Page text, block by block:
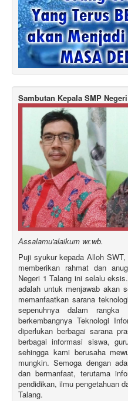
Sambutan Kepala SMP
Assalamu'alaikum wr.wb.
Puji syukur kepada Alloh
memberikan rahmat dan
Negeri 1 Talang ini selalu
adalah untuk menjawab akan
memanfaatkan sarana
sepenuhnya dalam
berkembangnya Teknologi
diperlukan berbagai sarana
berbagai informasi siswa,
sehingga kami berusaha
mungkin. Semoga dengan
dan bermanfaat, terutama
pendidikan, ilmu pengetahuan
Talang.